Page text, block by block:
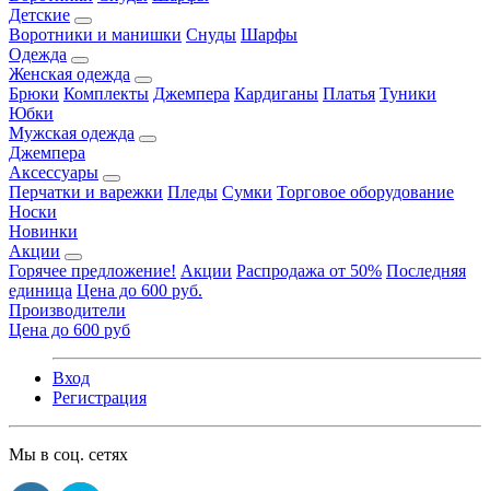
Детские
Воротники и манишки Снуды Шарфы
Одежда
Женская одежда
Брюки Комплекты Джемпера Кардиганы Платья Туники
Юбки
Мужская одежда
Джемпера
Аксессуары
Перчатки и варежки Пледы Сумки Торговое оборудование
Носки
Новинки
Акции
Горячее предложение! Акции Распродажа от 50% Последняя
единица Цена до 600 руб.
Производители
Цена до 600 руб
Вход
Регистрация
Мы в соц. сетях